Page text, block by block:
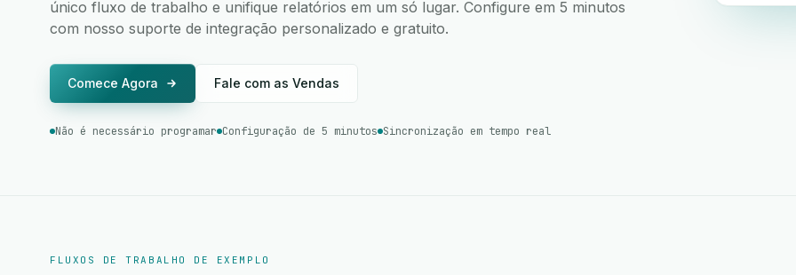
único fluxo de trabalho e unifique relatórios em um só lugar. Configure em 5 minutos
com nosso suporte de integração personalizado e gratuito.
Comece Agora Fale com as Vendas
Não é necessário programar Configuração de 5 minutos Sincronização em tempo real
FLUXOS DE TRABALHO DE EXEMPLO